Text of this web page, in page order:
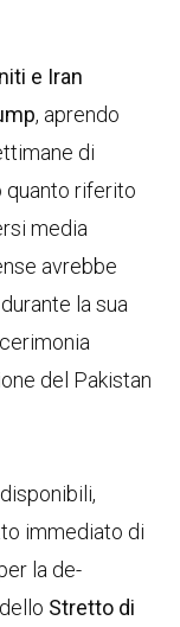
e Iran
, aprendo
di
quanto riferito
media
avrebbe
la sua
del Pakistan
immediato di
la de-
Stretto di